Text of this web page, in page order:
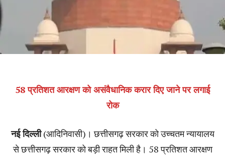
58 प्रतिशत आरक्षण को असंवैधानिक करार दिए जाने पर लगाई
रोक
नई दिल्ली(आदिनिवासी)। छत्तीसगढ़ सरकार को उच्चतम न्यायालय
से छत्तीसगढ़ सरकार को बड़ी राहत मिली है। 58 प्रतिशत आरक्षण